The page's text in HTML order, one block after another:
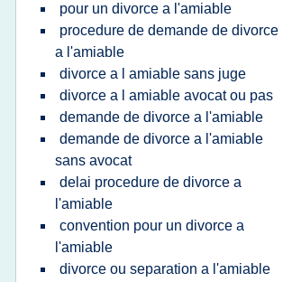
pour un divorce a l'amiable
procedure de demande de divorce
a l'amiable
divorce a l amiable sans juge
divorce a l amiable avocat ou pas
demande de divorce a l'amiable
demande de divorce a l'amiable
sans avocat
delai procedure de divorce a
l'amiable
convention pour un divorce a
l'amiable
divorce ou separation a l'amiable